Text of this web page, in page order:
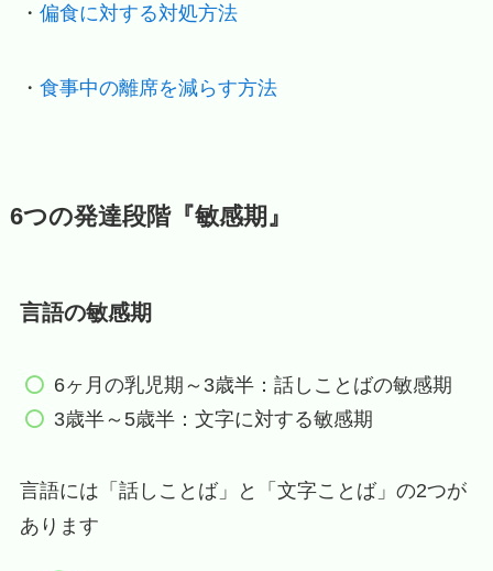
・ 偏食に対する対処方法
・ 食事中の離席を減らす方法
6つの発達段階『敏感期』
言語の敏感期
6ヶ月の乳児期～3歳半：話しことばの敏感期
3歳半～5歳半：文字に対する敏感期
言語には「話しことば」と「文字ことば」の2つが
あります